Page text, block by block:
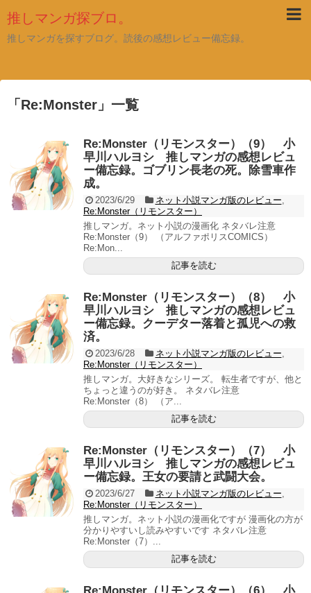
推しマンガ探ブロ。
推しマンガを探すブログ。読後の感想レビュー備忘録。
「 Re:Monster 」 一覧
Re:Monster（リモンスター）（9） 小
早川ハルヨシ 推しマンガの感想レビュ
ー備忘録。ゴブリン長老の死。除雪車作
成。
2023/6/29 ネット小説マンガ版のレビュー
Re:Monster（リモンスター）
推しマンガ。ネット小説の漫画化 ネタバレ注意
Re:Monster（9） （アルファポリスCOMICS）
Re:Mon...
記事を読む
Re:Monster（リモンスター）（8） 小
早川ハルヨシ 推しマンガの感想レビュ
ー備忘録。クーデター落着と孤児への救
済。
2023/6/28 ネット小説マンガ版のレビュー
Re:Monster（リモンスター）
推しマンガ。大好きなシリーズ。 転生者ですが、他と
ちょっと違うのが好き。 ネタバレ注意
Re:Monster（8） （ア...
記事を読む
Re:Monster（リモンスター）（7） 小
早川ハルヨシ 推しマンガの感想レビュ
ー備忘録。王女の要請と武闘大会。
2023/6/27 ネット小説マンガ版のレビュー
Re:Monster（リモンスター）
推しマンガ。ネット小説の漫画化ですが 漫画化の方が
分かりやすいし読みやすいです ネタバレ注意
Re:Monster（7）...
記事を読む